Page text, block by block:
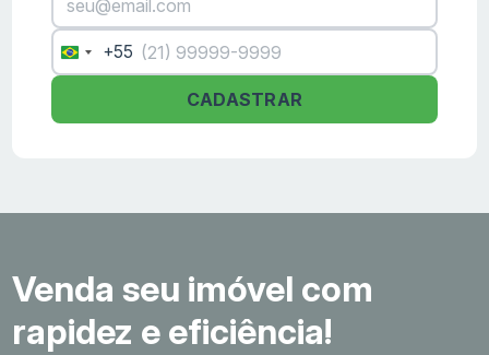
Brazil
+55
+55
CADASTRAR
Venda seu imóvel com
rapidez e eficiência!